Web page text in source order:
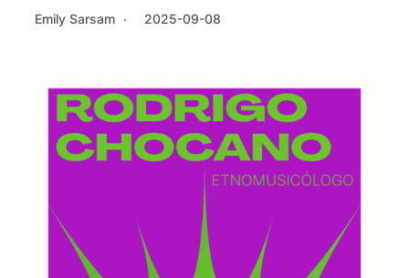
Emily Sarsam 2025-09-08